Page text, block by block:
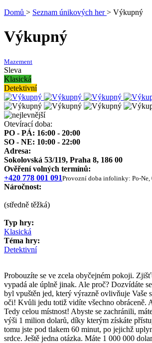
Domů > Seznam únikových her > Výkupný
Výkupný
Mazement
Sleva
Klasická
Detektivní
Otevírací doba:
PO - PÁ: 16:00 - 20:00
SO - NE: 10:00 - 22:00
Adresa:
Sokolovská 53/119, Praha 8, 186 00
Ověření volných termínů:
+420 778 001 091Provozní doba infolinky: Po-Ne,
Náročnost:
(středně těžká)
Typ hry:
Klasická
Téma hry:
Detektivní
Probouzíte se ve zcela obyčejném pokoji.
vypadá ale úplně jinak. Ale proč? Dozvídáte
byl vpuštěn jed, který výrazně ovlivňuje Vaše
oči! Kvůli jedu totiž vidíte všechno obráceně.
Tedy celou místnost! Abyste se zachránili,
výši 1 milion dolarů, díky kterým získáte
tomu jste pod tlakem 60 minut, po jejichž
srdce. Ještě jedna otázka. Máte 1 000 000